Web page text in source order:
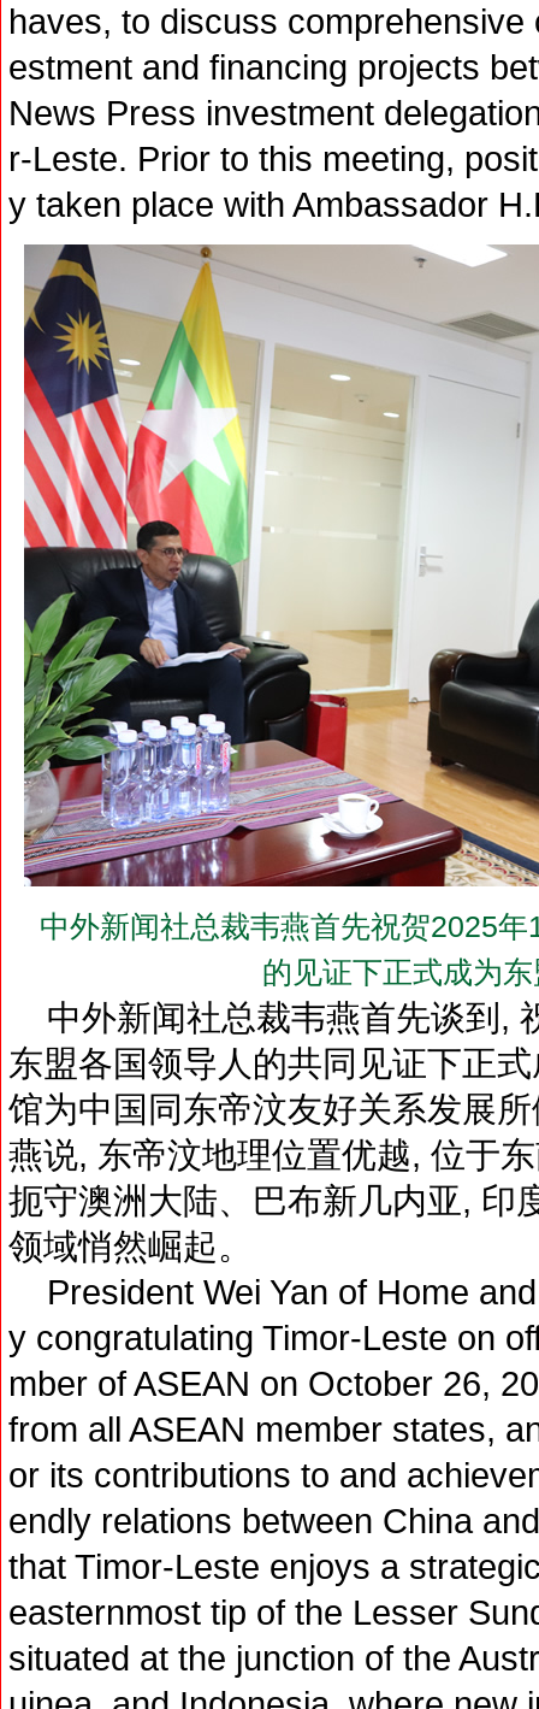
haves, to discuss
estment and financing projects
News Press investment
r-Leste. Prior to this meeting,
y taken place with Ambassador
中外新闻社总裁韦燕首先祝贺2025
的见证下正式成为
中外新闻社总裁韦燕首先谈到,
东盟各国领导人的共同见证下正
馆为中国同东帝汶友好关系发展
燕说, 东帝汶地理位置优越, 位于
扼守澳洲大陆、巴布新几内亚, 印
领域悄然崛起。
President Wei Yan of Home
y congratulating Timor-Leste on
mber of ASEAN on October 26,
from all ASEAN member states,
or its contributions to and
endly relations between China
that Timor-Leste enjoys a
easternmost tip of the Lesser
situated at the junction of the